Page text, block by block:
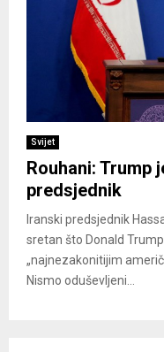
Svijet
Rouhani: Trump
predsjednik
Iranski predsjednik
sretan što Donald
„najnezakonitijim
Nismo oduševljeni...